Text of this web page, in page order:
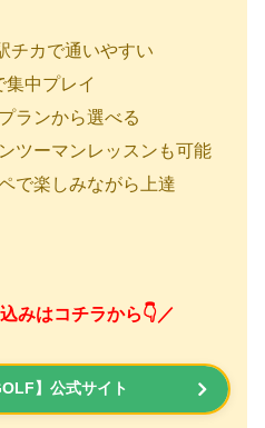
チカで通いやすい
中プレイ
ランから選べる
ツーマンレッスンも可能
で楽しみながら上達
みはコチラから👇／
】公式サイト